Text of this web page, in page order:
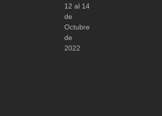
12 al 14
de
Octubre
de
2022